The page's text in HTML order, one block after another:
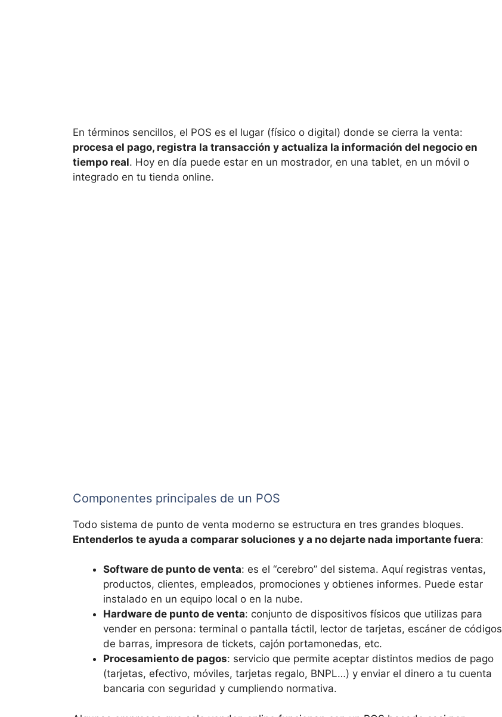
En términos sencillos, el POS es el lugar (físico o digital) donde se cierra la venta:
procesa el pago, registra la transacción y actualiza la información del negocio en
tiempo real. Hoy en día puede estar en un mostrador, en una tablet, en un móvil o
integrado en tu tienda online.
Componentes principales de un POS
Todo sistema de punto de venta moderno se estructura en tres grandes bloques.
Entenderlos te ayuda a comparar soluciones y a no dejarte nada importante fuera:
Software de punto de venta: es el “cerebro” del sistema. Aquí registras ventas,
productos, clientes, empleados, promociones y obtienes informes. Puede estar
instalado en un equipo local o en la nube.
Hardware de punto de venta: conjunto de dispositivos físicos que utilizas para
vender en persona: terminal o pantalla táctil, lector de tarjetas, escáner de códigos
de barras, impresora de tickets, cajón portamonedas, etc.
Procesamiento de pagos: servicio que permite aceptar distintos medios de pago
(tarjetas, efectivo, móviles, tarjetas regalo, BNPL…) y enviar el dinero a tu cuenta
bancaria con seguridad y cumpliendo normativa.